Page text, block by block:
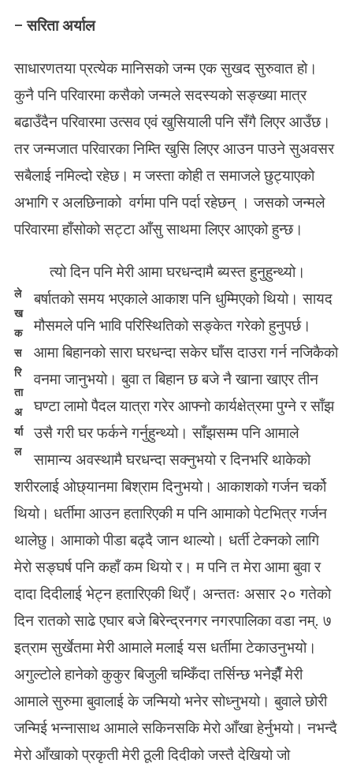
मा
मा
या
न्ता
न
शा
री
क
अ
व
स्था
नु
भि
न्न
न
स
?
–सरिता अर्याल
साधारणतया प्रत्येक मानिसको जन्म एक सुखद सुरुवात हो।
कुनै पनि परिवारमा कसैको जन्मले सदस्यको सङ्ख्या मात्र
बढाउँदैन परिवारमा उत्सव एवं खुसियाली पनि सँगै लिएर आउँछ।
तर जन्मजात परिवारका निम्ति खुसि लिएर आउन पाउने सुअवसर
सबैलाई नमिल्दो रहेछ। म जस्ता कोही त समाजले छुट्याएको
अभागि र अलछिनाको वर्गमा पनि पर्दा रहेछन् । जसको जन्मले
परिवारमा हाँसोको सट्टा आँसु साथमा लिएर आएको हुन्छ।
ले
ख
क
स
रि
ता
अ
र्या
ल
त्यो दिन पनि मेरी आमा घरधन्दामै ब्यस्त हुनुहुन्थ्यो।
बर्षातको समय भएकाले आकाश पनि धुम्मिएको थियो। सायद
मौसमले पनि भावि परिस्थितिको सङ्केत गरेको हुनुपर्छ।
आमा बिहानको सारा घरधन्दा सकेर घाँस दाउरा गर्न नजिकैको
वनमा जानुभयो। बुवा त बिहान छ बजे नै खाना खाएर तीन
घण्टा लामो पैदल यात्रा गरेर आफ्नो कार्यक्षेत्रमा पुग्ने र साँझ
उसै गरी घर फर्कने गर्नुहुन्थ्यो। साँझसम्म पनि आमाले
सामान्य अवस्थामै घरधन्दा सक्नुभयो र दिनभरि थाकेको
शरीरलाई ओछ्यानमा बिश्राम दिनुभयो। आकाशको गर्जन चर्को
थियो। धर्तीमा आउन हतारिएकी म पनि आमाको पेटभित्र गर्जन
थालेछु। आमाको पीडा बढ्दै जान थाल्यो। धर्ती टेक्नको लागि
मेरो सङ्घर्ष पनि कहाँ कम थियो र। म पनि त मेरा आमा बुवा र
दादा दिदीलाई भेट्न हतारिएकी थिएँ। अन्ततः असार २० गतेको
दिन रातको साढे एघार बजे बिरेन्द्रनगर नगरपालिका वडा नम्. ७
इत्राम सुर्खेतमा मेरी आमाले मलाई यस धर्तीमा टेकाउनुभयो।
अगुल्टोले हानेको कुकुर बिजुली चम्किँदा तर्सिन्छ भनेझैँ मेरी
आमाले सुरुमा बुवालाई के जन्मियो भनेर सोध्नुभयो। बुवाले छोरी
जन्मिई भन्नासाथ आमाले सकिनसकि मेरो आँखा हेर्नुभयो। नभन्दै
मेरो आँखाको प्रकृती मेरी ठूली दिदीको जस्तै देखियो जो